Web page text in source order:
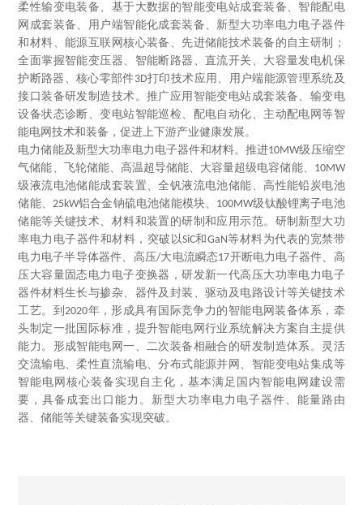
柔性输变电装备、基于大数据的智能变电站成套装备、智能配电
网成套装备、用户端智能化成套装备、新型大功率电力电子器件
和材料、能源互联网核心装备、先进储能技术装备的自主研制；
全面掌握智能变压器、智能断路器、直流开关、大容量发电机保
护断路器、核心零部件3D打印技术应用、用户端能源管理系统及
接口装备研发制造技术。推广应用智能变电站成套装备、输变电
设备状态诊断、变电站智能巡检、配电自动化、主动配电网等智
能电网技术和装备，促进上下游产业健康发展。
电力储能及新型大功率电力电子器件和材料。推进10MW级压缩空
气储能、飞轮储能、高温超导储能、大容量超级电容储能、 10MW
级液流电池储能成套装置、全钒液流电池储能、高性能铅炭电池
储能、 25kW铝合金钠硫电池储能模块、 100MW级钛酸锂离子电池
储能等关键技术、材料和装置的研制和应用示范。研制新型大功
率电力电子器件和材料，突破以SiC和 GaN等材料为代表的宽禁带
电力电子半导体器件、高压/大电流瞬态17开断电力电子器件、高
压大容量固态电力电子变换器，研发新一代高压大功率电力电子
器件材料生长与掺杂、器件及封装、驱动及电路设计等关键技术
工艺。到2020年，形成具有国际竞争力的智能电网装备体系，牵
头制定一批国际标准，提升智能电网行业系统解决方案自主提供
能力。形成智能电网一、二次装备相融合的研发制造体系。灵活
交流输电、柔性直流输电、分布式能源并网、智能变电站集成等
智能电网核心装备实现自主化，基本满足国内智能电网建设需
要，具备成套出口能力。新型大功率电力电子器件、能量路由
器、储能等关键装备实现突破。